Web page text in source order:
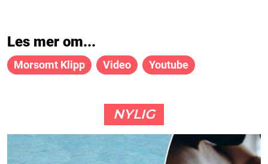
Les mer om...
Morsomt Klipp Video Youtube
NYLIG